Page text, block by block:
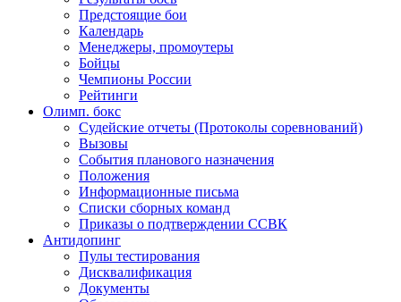
Предстоящие бои
Календарь
Менеджеры, промоутеры
Бойцы
Чемпионы России
Рейтинги
Олимп. бокс
Судейские отчеты (Протоколы соревнований)
Вызовы
События планового назначения
Положения
Информационные письма
Списки сборных команд
Приказы о подтверждении ССВК
Антидопинг
Пулы тестирования
Дисквалификация
Документы